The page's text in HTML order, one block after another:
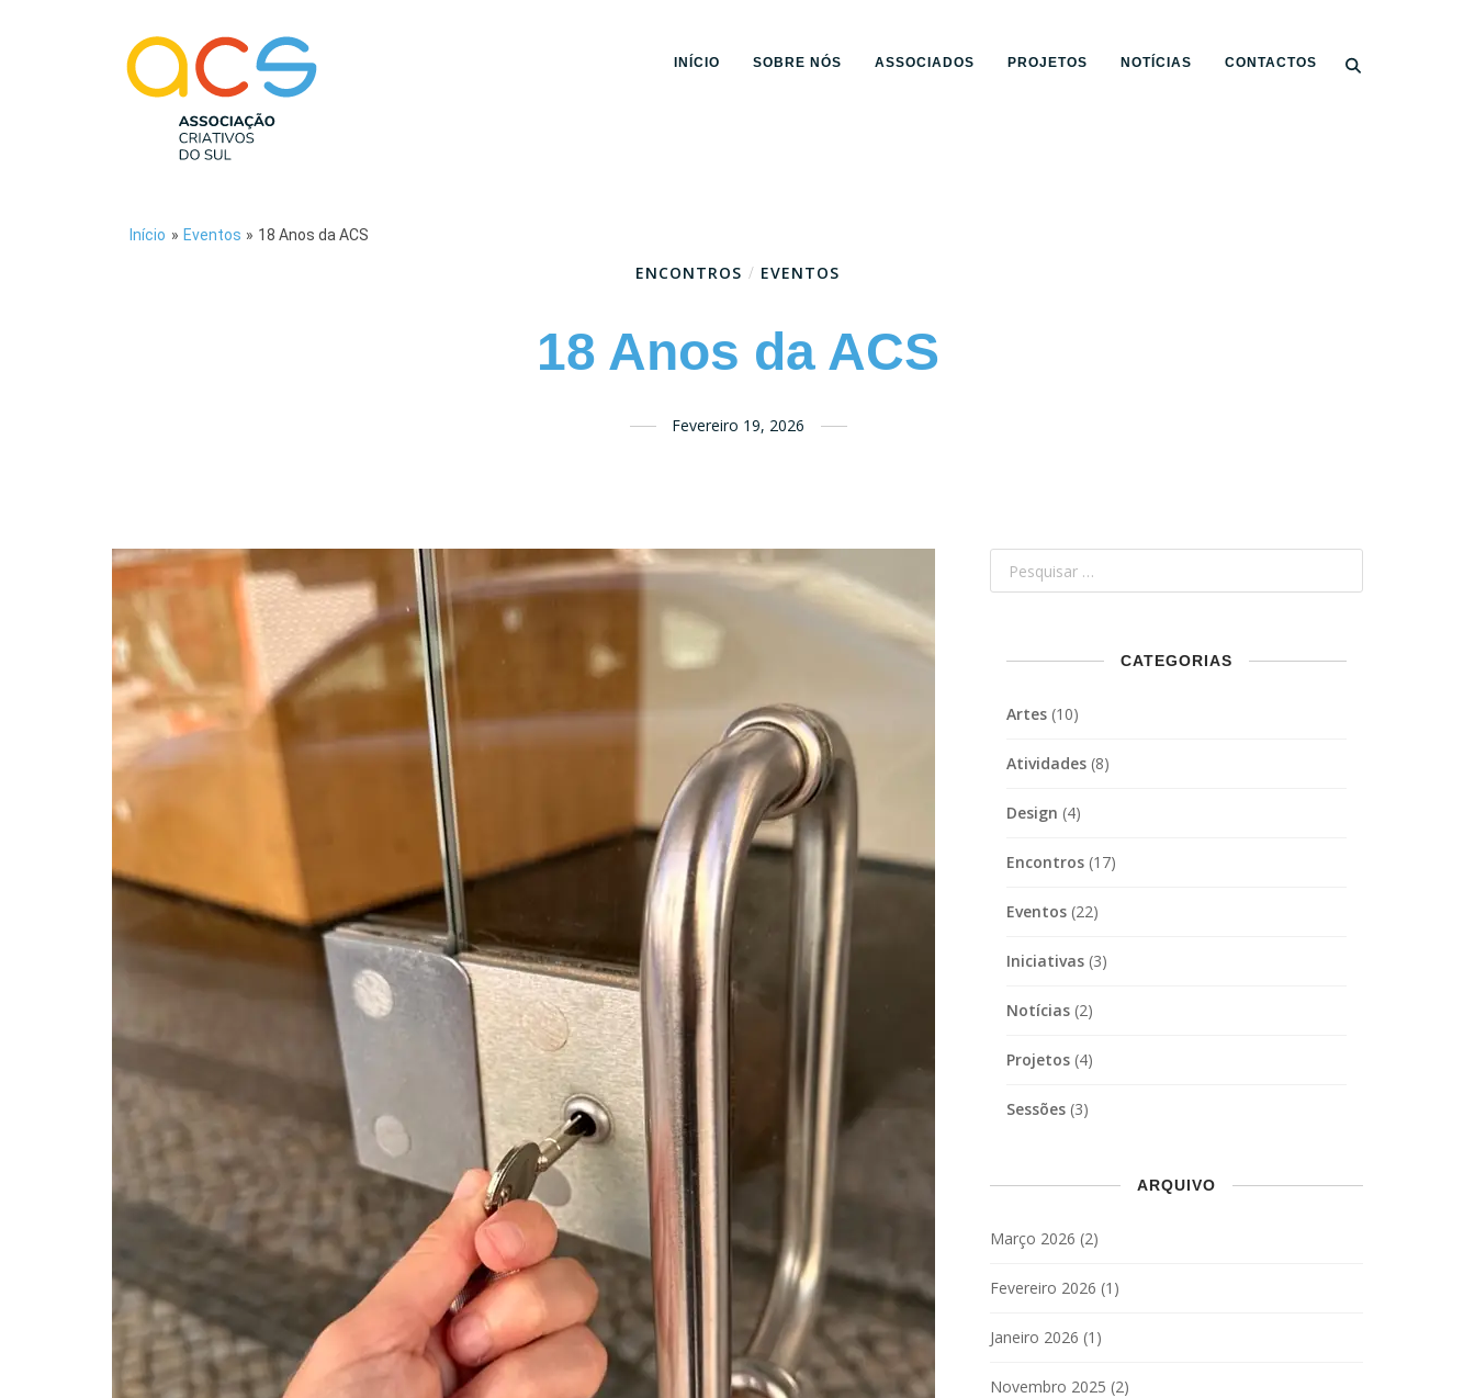
INÍCIO SOBRE NÓS ASSOCIADOS PROJETOS NOTÍCIAS CONTACTOS
Início » Eventos » 18 Anos da ACS
ENCONTROS / EVENTOS
18 Anos da ACS
Fevereiro 19, 2026
CATEGORIAS
Artes (10)
Atividades (8)
Design (4)
Encontros (17)
Eventos (22)
Iniciativas (3)
Notícias (2)
Projetos (4)
Sessões (3)
ARQUIVO
Março 2026 (2)
Fevereiro 2026 (1)
Janeiro 2026 (1)
Novembro 2025 (2)